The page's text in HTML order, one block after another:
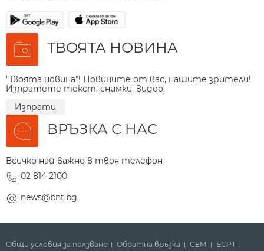
ТВОЯТА НОВИНА
"Твоята новина"! Новините от вас, нашите зрители!
Изпратете текст, снимки, видео.
Изпрати
ВРЪЗКА С НАС
Всичко най-важно в твоя телефон
02 814 2100
news@bnt.bg
Общи условия за ползване Обратна връзка СЕМ ECPT